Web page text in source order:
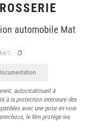
automobile Mat
1
autocicatrisant à
à la protection intérieure des
avec une pose en voie
le film protège les